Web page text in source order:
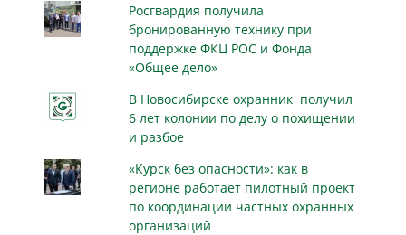
Росгвардия получила
бронированную технику при
поддержке ФКЦ РОС и Фонда
«Общее дело»
В Новосибирске охранник получил
6 лет колонии по делу о похищении
и разбое
«Курск без опасности»: как в
регионе работает пилотный проект
по координации частных охранных
организаций